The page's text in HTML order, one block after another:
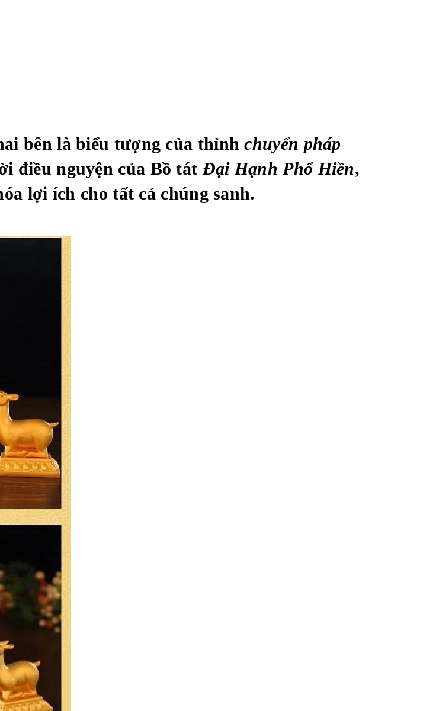
bên là biểu tượng của thỉnhchuyển pháp
điều nguyện của Bồ tát Đại Hạnh Phổ Hiền,
lợi ích cho tất cả chúng sanh.